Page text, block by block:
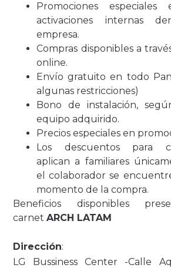
Promociones
activaciones internas
empresa.
Compras disponibles a
online.
Envío gratuito en todo
algunas restricciones)
Bono de instalación,
equipo adquirido.
Precios especiales en
Los descuentos para
aplican a familiares
el colaborador se
momento de la compra.
Beneficios disponibles
carnetARCH LATAM
Dirección:
LG Bussiness Center -Calle